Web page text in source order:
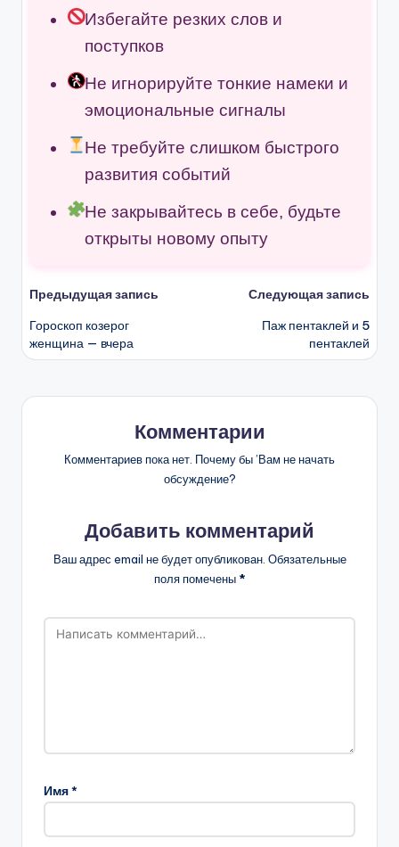
Избегайте резких слов и
поступков
Не игнорируйте тонкие намеки и
эмоциональные сигналы
Не требуйте слишком быстрого
развития событий
Не закрывайтесь в себе, будьте
открыты новому опыту
Навигация
записи
Предыдущая запись
Гороскоп козерог
женщина — вчера
Следующая запись
Паж пентаклей и 5
пентаклей
Комментарии
Комментариев пока нет. Почему бы ’Вам не начать
обсуждение?
Добавить комментарий
Ваш адрес email не будет опубликован. Обязательные
поля помечены *
Имя*